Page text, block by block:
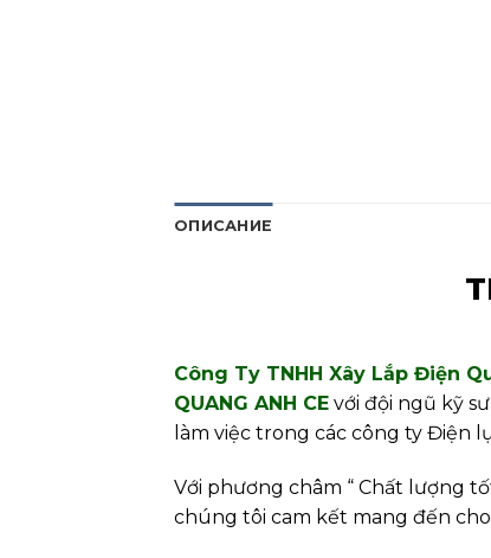
ОПИСАНИЕ
Công Ty TNHH Xây Lắp Điện
QUANG ANH CE với đội ngũ kỹ
làm việc trong các công ty Điện
Với phương châm “ Chất lượng
chúng tôi cam kết mang đến